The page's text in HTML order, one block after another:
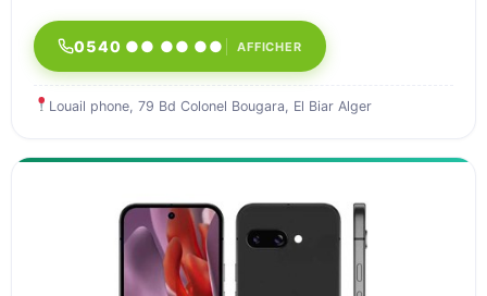
0540 ●● ●● ●● AFFICHER
Louail phone, 79 Bd Colonel Bougara, El Biar Alger